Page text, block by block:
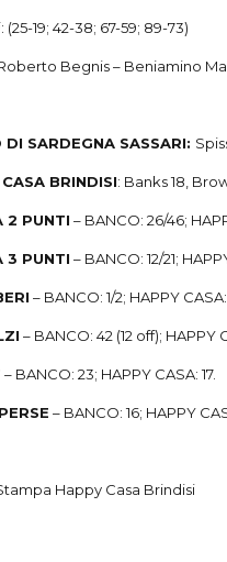
: (25-19; 42-38; 67-59; 89-73)
Begnis – Beniamino
DI SARDEGNA SASSARI:
BRINDISI: Banks 18,
2 PUNTI – BANCO: 26/46;
3 PUNTI – BANCO: 12/21;
– BANCO: 1/2; HAPPY CASA:
– BANCO: 42 (12 off); HAPPY
– BANCO: 23; HAPPY CASA: 17.
– BANCO: 16; HAPPY
Happy Casa Brindisi